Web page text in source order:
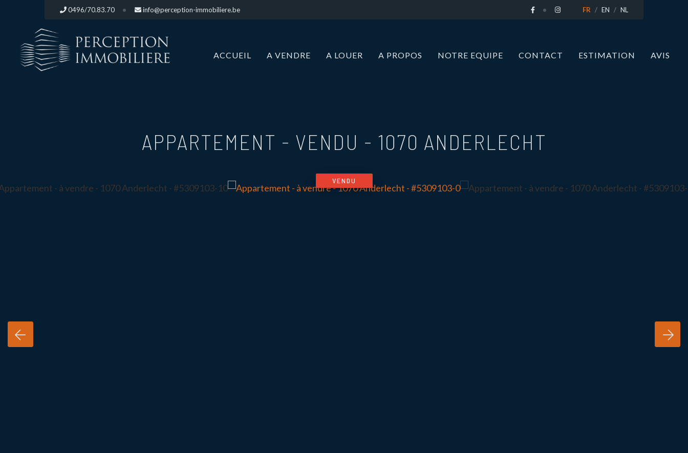
0496/70.83.70 info@perception-immobiliere.be FR EN NL
ACCUEIL A VENDRE A LOUER A PROPOS NOTRE EQUIPE CONTACT ESTIMATION AVIS
APPARTEMENT - VENDU - 1070 ANDERLECHT
VENDU